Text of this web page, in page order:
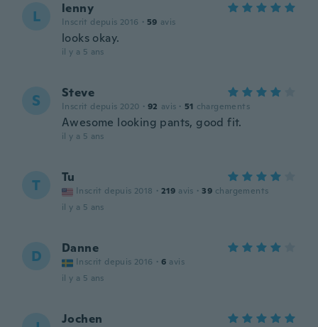
L lenny
Inscrit depuis 2016 · 59 avis
looks okay.
il y a 5 ans
S Steve
Inscrit depuis 2020 · 92 avis · 51 chargements
Awesome looking pants, good fit.
il y a 5 ans
T Tu
Inscrit depuis 2018 · 219 avis · 39 chargements
il y a 5 ans
D Danne
Inscrit depuis 2016 · 6 avis
il y a 5 ans
Jochen